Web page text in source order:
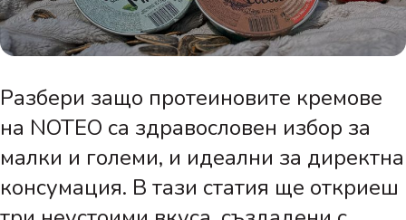
Разбери защо протеиновите кремове
на NOTEO са здравословен избор за
малки и големи, и идеални за директна
консумация. В тази статия ще откриеш